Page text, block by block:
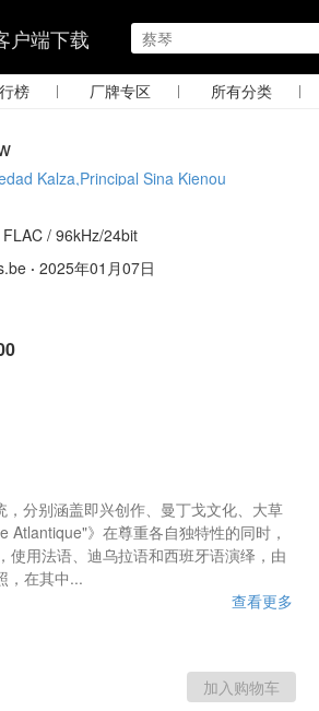
户端下载
榜 | 厂牌专区 | 所有分类 |
Kalza,Principal Sina Kienou
FLAC / 96kHz/24bit
· 2025年01月07日
分别涵盖即兴创作、曼丁戈文化、大草
Atlantique"》在尊重各自独特性的同时，
用法语、迪乌拉语和西班牙语演绎，由
，在其中...
查看更多